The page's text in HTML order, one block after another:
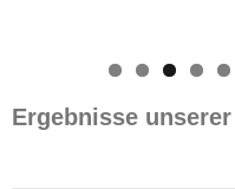
Ergebnisse